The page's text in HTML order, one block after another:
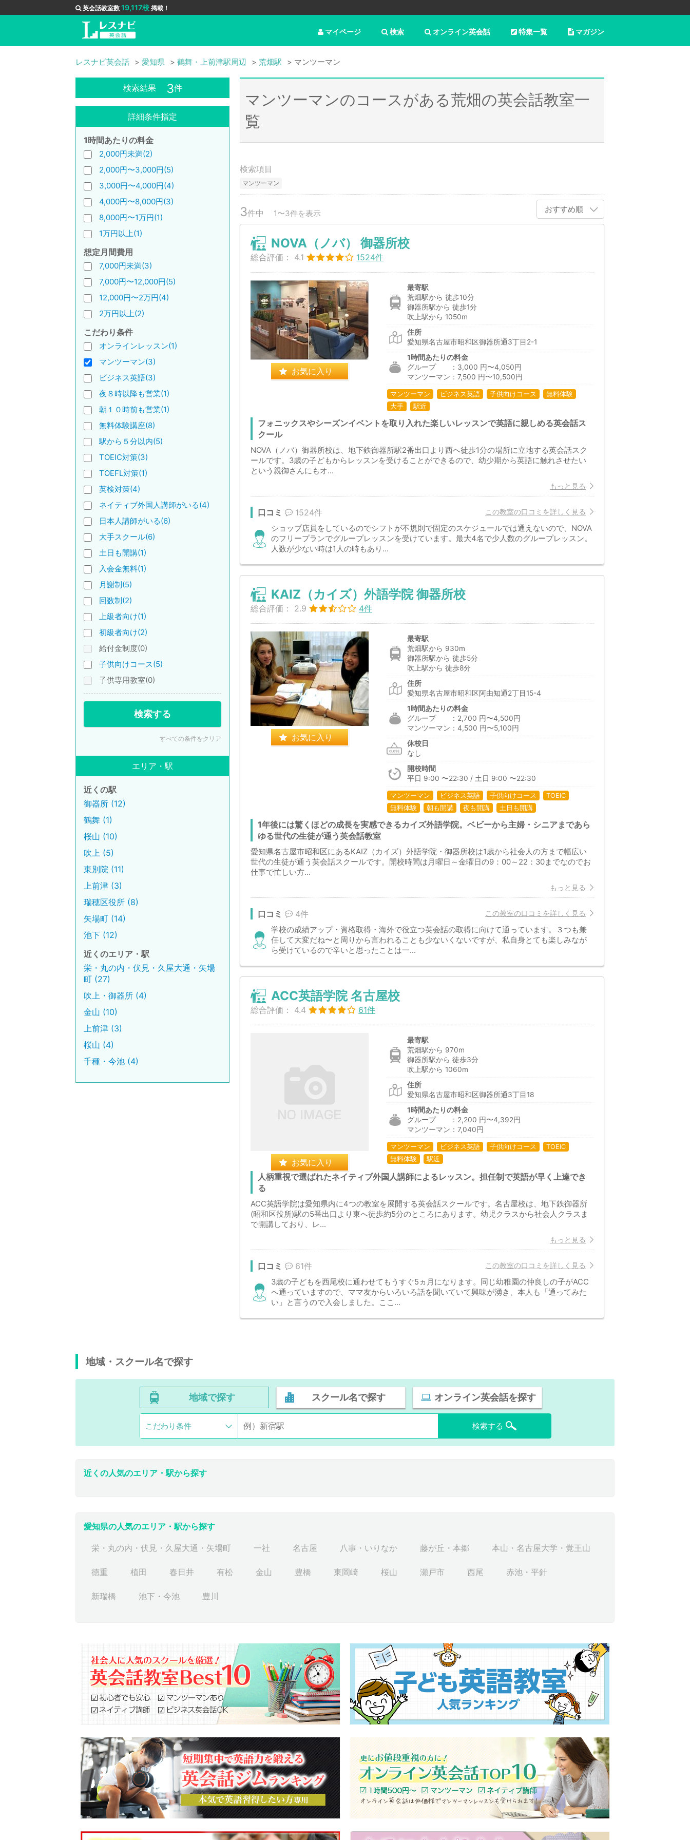
英会話教室数 19,117校 掲載！
マガジン
特集一覧
オンライン英会話
検索
マイページ
レスナビ英会話 愛知県 鶴舞・上前津駅周辺 荒畑駅 マンツーマン
検索結果 3件
詳細条件指定
1時間あたりの料金
2,000円未満(2)
2,000円〜3,000円(5)
3,000円〜4,000円(4)
4,000円〜8,000円(3)
8,000円〜1万円(1)
1万円以上(1)
想定月間費用
7,000円未満(3)
7,000円〜12,000円(5)
12,000円〜2万円(4)
2万円以上(2)
こだわり条件
オンラインレッスン(1)
マンツーマン(3)
ビジネス英語(3)
夜８時以降も営業(1)
朝１０時前も営業(1)
無料体験講座(8)
駅から５分以内(5)
TOEIC対策(3)
TOEFL対策(1)
英検対策(4)
ネイティブ外国人講師がいる(4)
日本人講師がいる(6)
大手スクール(6)
土日も開講(1)
入会金無料(1)
月謝制(5)
回数制(2)
上級者向け(1)
初級者向け(2)
給付金制度(0)
子供向けコース(5)
子供専用教室(0)
検索する
すべての条件をクリア
エリア・駅
近くの駅
御器所 (12)
鶴舞 (1)
桜山 (10)
吹上 (5)
東別院 (11)
上前津 (3)
瑞穂区役所 (8)
矢場町 (14)
池下 (12)
近くのエリア・駅
栄・丸の内・伏見・久屋大通・矢場
町 (27)
吹上・御器所 (4)
金山 (10)
上前津 (3)
桜山 (4)
千種・今池 (4)
マンツーマンのコースがある荒畑の英会話教室一
覧
検索項目
マンツーマン
3件中 1〜3件を表示 おすすめ順
NOVA（ノバ） 御器所校
総合評価： 4.1 1524件
お気に入り
最寄駅
荒畑駅から 徒歩10分
御器所駅から 徒歩1分
吹上駅から 1050m
住所
愛知県名古屋市昭和区御器所通3丁目2-1
1時間あたりの料金
グループ ：3,000 円〜4,050円
マンツーマン：7,500 円〜10,500円
マンツーマン ビジネス英語 子供向けコース
無料体験
大手
駅近
フォニックスやシーズンイベントを取り入れた楽しいレッスンで英語に親しめる英会話ス
クール
NOVA（ノバ）御器所校は、地下鉄御器所駅2番出口より西へ徒歩1分の場所に立地する英会話スク
ールです。3歳の子どもからレッスンを受けることができるので、幼少期から英語に触れさせたい
という親御さんにもオ...
もっと見る
この教室の口コミを詳しく見る
口コミ 1524件
ショップ店員をしているのでシフトが不規則で固定のスケジュールでは通えないので、NOVA
のフリープランでグループレッスンを受けています。最大4名で少人数のグループレッスン。
人数が少ない時は1人の時もあり...
KAIZ（カイズ）外語学院 御器所校
総合評価： 2.9 4件
お気に入り
最寄駅
荒畑駅から 930m
御器所駅から 徒歩5分
吹上駅から 徒歩8分
住所
愛知県名古屋市昭和区阿由知通2丁目15-4
1時間あたりの料金
グループ ：2,700 円〜4,500円
マンツーマン：4,500 円〜5,100円
休校日
なし
開校時間
平日 9:00 〜22:30 / 土日 9:00 〜22:30
マンツーマン ビジネス英語 子供向けコース
TOEIC
無料体験
朝も開講 夜も開講 土日も開講
1年後には驚くほどの成長を実感できるカイズ外語学院。ベビーから主婦・シニアまであら
ゆる世代の生徒が通う英会話教室
愛知県名古屋市昭和区にあるKAIZ（カイズ）外語学院・御器所校は1歳から社会人の方まで幅広い
世代の生徒が通う英会話スクールです。開校時間は月曜日～金曜日の9：00～22：30までなのでお
仕事で忙しい方...
もっと見る
この教室の口コミを詳しく見る
口コミ 4件
学校の成績アップ・資格取得・海外で役立つ英会話の取得に向けて通っています。３つも兼
任して大変だね〜と周りから言われることも少ないくないですが、私自身とても楽しみなが
ら受けているので辛いと思ったことは一...
ACC英語学院 名古屋校
総合評価： 4.4 61件
お気に入り
最寄駅
荒畑駅から 970m
御器所駅から 徒歩3分
吹上駅から 1060m
住所
愛知県名古屋市昭和区御器所通3丁目18
1時間あたりの料金
グループ ：2,200 円〜4,392円
マンツーマン：7,040円
マンツーマン ビジネス英語 子供向けコース
TOEIC
無料体験
駅近
人柄重視で選ばれたネイティブ外国人講師によるレッスン。担任制で英語が早く上達でき
る
ACC英語学院は愛知県内に4つの教室を展開する英会話スクールです。名古屋校は、地下鉄御器所
(昭和区役所)駅の5番出口より東へ徒歩約5分のところにあります。幼児クラスから社会人クラスま
で開講しており、レ...
もっと見る
この教室の口コミを詳しく見る
口コミ 61件
3歳の子どもを西尾校に通わせてもうすぐ5ヵ月になります。同じ幼稚園の仲良しの子がACC
へ通っていますので、ママ友からいろいろ話を聞いていて興味が湧き、本人も「通ってみた
い」と言うので入会しました。ここ...
地域・スクール名で探す
地域で探す スクール名で探す オンライン英会話を探す
こだわり条件 検索する
近くの人気のエリア・駅から探す
愛知県の人気のエリア・駅から探す
栄・丸の内・伏見・久屋大通・矢場町 一社 名古屋 八事・いりなか 藤が丘・本郷 本山・名古屋大学・覚王山
徳重 植田 春日井 有松 金山 豊橋 東岡崎 桜山 瀬戸市 西尾 赤池・平針
新瑞橋 池下・今池 豊川